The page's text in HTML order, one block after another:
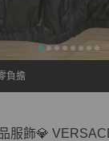
負擔
服飾💎